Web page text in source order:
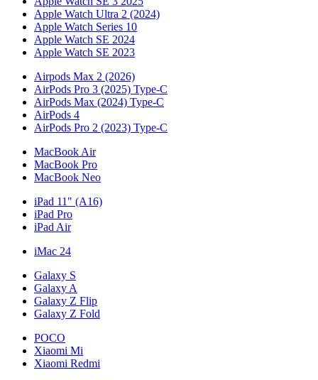
Apple Watch Ultra 2 (2024)
Apple Watch Series 10
Apple Watch SE 2024
Apple Watch SE 2023
Airpods Max 2 (2026)
AirPods Pro 3 (2025) Type-C
AirPods Max (2024) Type-C
AirPods 4
AirPods Pro 2 (2023) Type-C
MacBook Air
MacBook Pro
MacBook Neo
iPad 11" (A16)
iPad Pro
iPad Air
iMac 24
Galaxy S
Galaxy A
Galaxy Z Flip
Galaxy Z Fold
POCO
Xiaomi Mi
Xiaomi Redmi